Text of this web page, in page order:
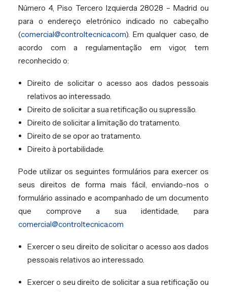
Número 4, Piso Tercero Izquierda 28028 – Madrid ou
para o endereço eletrónico indicado no cabeçalho
(comercial@controltecnica.com). Em qualquer caso, de
acordo com a regulamentação em vigor, tem
reconhecido o:
Direito de solicitar o acesso aos dados pessoais
relativos ao interessado.
Direito de solicitar a sua retificação ou supressão.
Direito de solicitar a limitação do tratamento.
Direito de se opor ao tratamento.
Direito à portabilidade.
Pode utilizar os seguintes formulários para exercer os
seus direitos de forma mais fácil, enviando-nos o
formulário assinado e acompanhado de um documento
que comprove a sua identidade, para
comercial@controltecnica.com
Exercer o seu direito de solicitar o acesso aos dados
pessoais relativos ao interessado.
Exercer o seu direito de solicitar a sua retificação ou